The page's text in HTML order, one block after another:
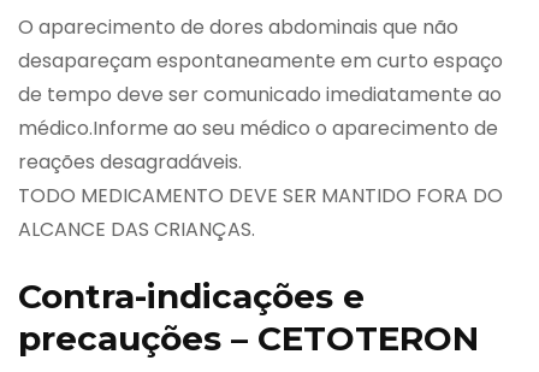
O aparecimento de dores abdominais que não
desapareçam espontaneamente em curto espaço
de tempo deve ser comunicado imediatamente ao
médico.Informe ao seu médico o aparecimento de
reações desagradáveis.
TODO MEDICAMENTO DEVE SER MANTIDO FORA DO
ALCANCE DAS CRIANÇAS.
Contra-indicações e
precauções – CETOTERON